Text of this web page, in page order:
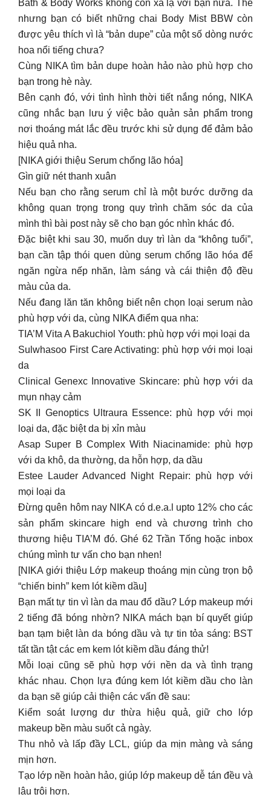
Bên cạnh đó, với tình hình thời tiết nắng nóng, NIKA
cũng nhắc bạn lưu ý việc bảo quản sản phẩm trong
nơi thoáng mát lắc đều trước khi sử dụng để đảm bảo
hiệu quả nha.
[NIKA giới thiệu Serum chống lão hóa]
Gìn giữ nét thanh xuân
Nếu bạn cho rằng serum chỉ là một bước dưỡng da
không quan trọng trong quy trình chăm sóc da của
mình thì bài post này sẽ cho bạn góc nhìn khác đó.
Đặc biệt khi sau 30, muốn duy trì làn da “không tuổi”,
bạn cần tập thói quen dùng serum chống lão hóa để
ngăn ngừa nếp nhăn, làm sáng và cái thiện độ đều
màu của da.
Nếu đang lăn tăn không biết nên chọn loại serum nào
phù hợp với da, cùng NIKA điểm qua nha:
TIA’M Vita A Bakuchiol Youth: phù hợp với mọi loại da
Sulwhasoo First Care Activating: phù hợp với mọi loại
da
Clinical Genexc Innovative Skincare: phù hợp với da
mụn nhạy cảm
SK II Genoptics Ultraura Essence: phù hợp với mọi
loại da, đặc biệt da bị xỉn màu
Asap Super B Complex With Niacinamide: phù hợp
với da khô, da thường, da hỗn hợp, da dầu
Estee Lauder Advanced Night Repair: phù hợp với
mọi loại da
Đừng quên hôm nay NIKA có d.e.a.l upto 12% cho các
sản phẩm skincare high end và chương trình cho
thương hiệu TIA’M đó. Ghé 62 Trần Tống hoặc inbox
chúng mình tư vấn cho bạn nhen!
[NIKA giới thiệu Lớp makeup thoáng mịn cùng trọn bộ
“chiến binh” kem lót kiềm dầu]
Bạn mất tự tin vì làn da mau đổ dầu? Lớp makeup mới
2 tiếng đã bóng nhờn? NIKA mách bạn bí quyết giúp
bạn tạm biệt làn da bóng dầu và tự tin tỏa sáng: BST
tất tần tật các em kem lót kiềm dầu đáng thử!
Mỗi loại cũng sẽ phù hợp với nền da và tình trạng
khác nhau. Chọn lựa đúng kem lót kiềm dầu cho làn
da bạn sẽ giúp cải thiện các vấn đề sau:
Kiểm soát lượng dư thừa hiệu quả, giữ cho lớp
makeup bền màu suốt cả ngày.
Thu nhỏ và lấp đầy LCL, giúp da mịn màng và sáng
mịn hơn.
Tạo lớp nền hoàn hảo, giúp lớp makeup dễ tán đều và
lâu trôi hơn.
Rinh liền tay nếu bạn đã “nhắm” được đối tượng
nhenn. Nhắn tin cho fanpage NIKA hoặc ghé 62 Trần
Tống để chúng mình hỗ trợ nhanh nhất.
[NIKA giới thiệu Tổng hợp chì kẻ chân mày tại NIKA
dành cho Makeup Artist]